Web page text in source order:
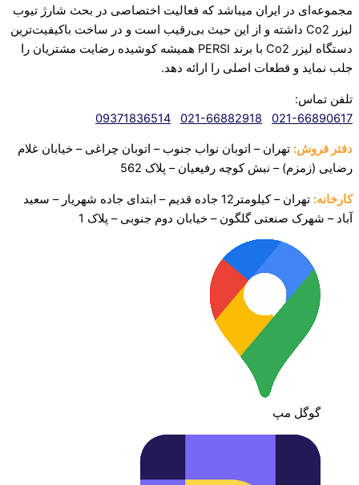
مجموعه‌ای در ایران میباشد که فعالیت اختصاصی در بحث شارژ تیوب
لیزر Co2 داشته و از این حیث بی‌رقیب است و در ساخت باکیفیت‌ترین
دستگاه لیزر Co2 با برند PERSI همیشه کوشیده رضایت مشتریان را
جلب نماید و قطعات اصلی را ارائه دهد.‌
تلفن تماس:
021-66890617
021-66882918
09371836514
دفتر فروش: تهران – اتوبان نواب جنوب – اتوبان چراغی – خیابان غلام
رضایی (زمزم) – نبش کوچه رفیعیان – پلاک 562
کارخانه:
تهران – کیلومتر12 جاده قدیم – ابتدای جاده شهریار – سعید
آباد – شهرک صنعتیگلگون – خیابان دوم جنوبی – پلاک 1
گوگل مپ